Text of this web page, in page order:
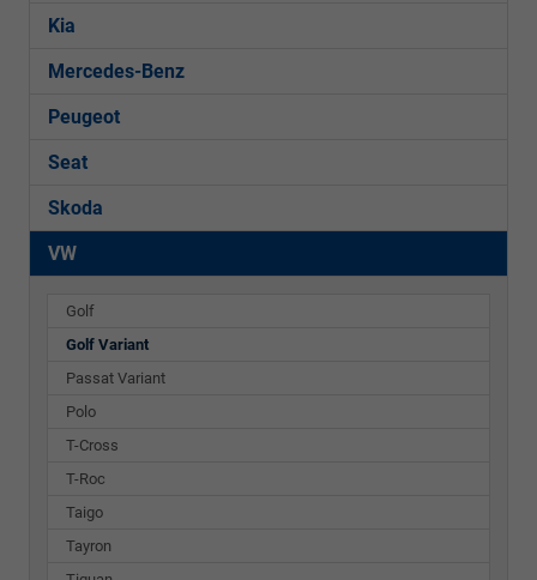
Kia
Mercedes-Benz
Peugeot
Seat
Skoda
VW
Golf
Golf Variant
Passat Variant
Polo
T-Cross
T-Roc
Taigo
Tayron